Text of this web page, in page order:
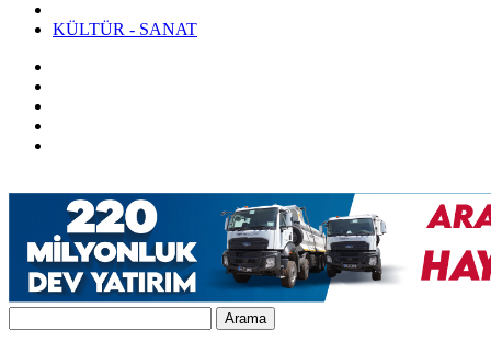
KÜLTÜR - SANAT